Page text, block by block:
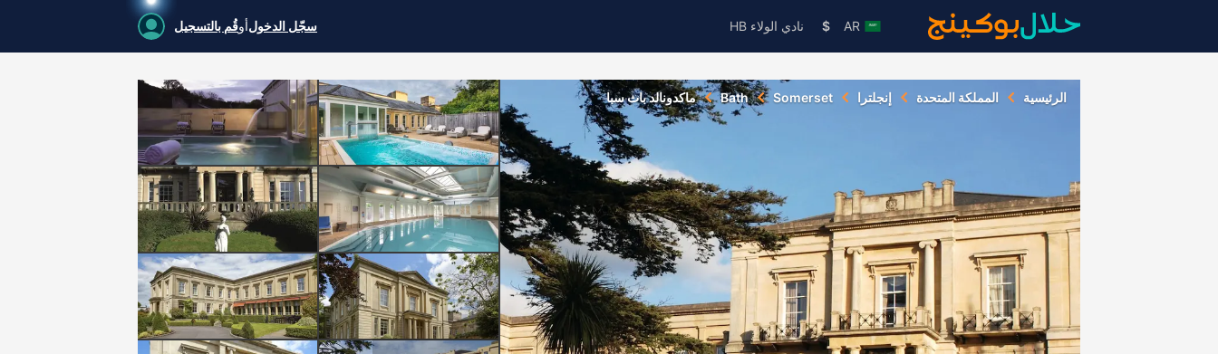
AR
$ نادي الولاء HB سجّل الدخولأوقُم بالتسجيل
الرئيسية المملكة المتحدة إنجلترا Somerset
Bath ماكدونالد باث سبا